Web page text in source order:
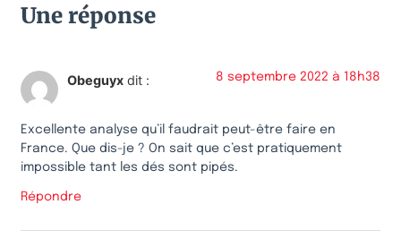
Une réponse
Obeguyx dit : 8 septembre 2022 à 18h38
Excellente analyse qu’il faudrait peut-être faire en
France. Que dis-je ? On sait que c’est pratiquement
impossible tant les dés sont pipés.
Répondre